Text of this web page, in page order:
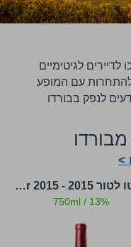
לדיירים לגיטימיים
עם המופע
לנפק בבורדו
מבוססי קברנה
להשתבח בבקבוק
מאזורי היין
שיש לעולם היין
>
שאטו לטור 2015 - chateau latour 2015
750ml / 13%